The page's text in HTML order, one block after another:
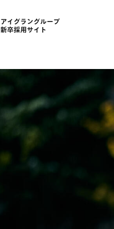
アイグラングループ
新卒採用サイト